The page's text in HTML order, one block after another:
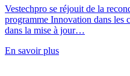
Vestechpro se réjouit de la
programme Innovation dans les
dans la mise à jour…
En savoir plus